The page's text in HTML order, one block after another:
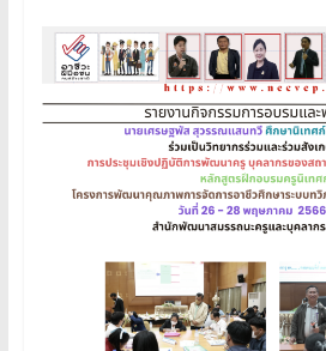
เว็บไซต์
สำนักงาน
กรรมการ